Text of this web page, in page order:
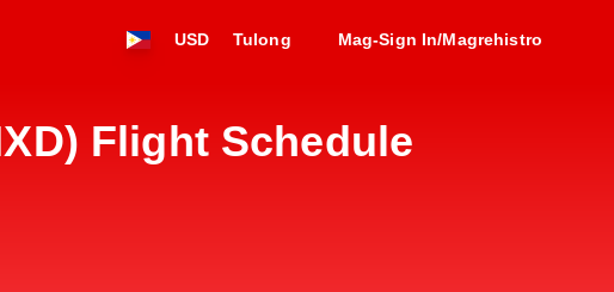
USD Tulong Mag-Sign In/Magrehistro
Flight Schedule